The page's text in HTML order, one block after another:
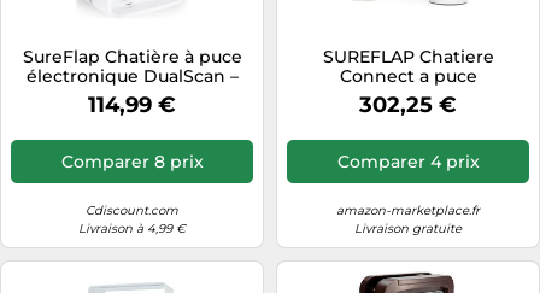
SureFlap Chatière à puce
électronique DualScan –
Blanc 142 x 120 mm
(mémorise 32 puces)
114,99 €
Comparer 8 prix
Cdiscount.com
Livraison à 4,99 €
SUREFLAP Chatiere
Connect a puce
electronique + Hub -
iDSCFWTB1 - Blanc Blanc G
302,25 €
Comparer 4 prix
amazon-marketplace.fr
Livraison gratuite